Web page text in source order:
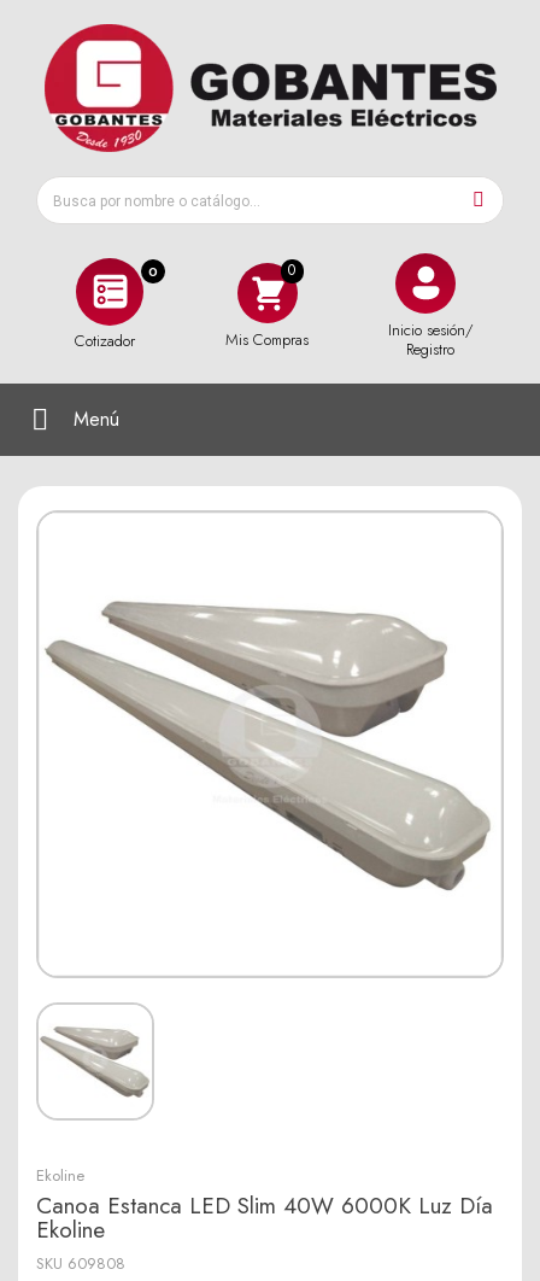
0
Cotizador Mis Compras
Inicio sesión/
Registro
Menú
Ekoline
Canoa Estanca LED Slim 40W 6000K Luz Día
Ekoline
SKU 609808